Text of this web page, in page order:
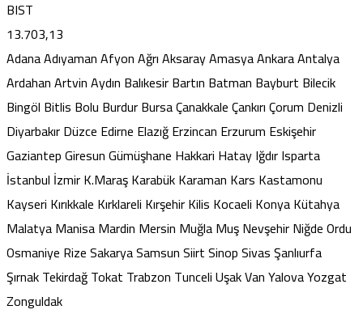
BIST
13.703,13
AdanaAdıyamanAfyonAğrıAksarayAmasyaAnkaraAntalya
ArdahanArtvinAydın BalıkesirBartın Batman Bayburt Bilecik
Bingöl Bitlis Bolu BurdurBursaÇanakkaleÇankırıÇorum Denizli
DiyarbakırDüzce Edirne ElazığErzincan Erzurum Eskişehir
GaziantepGiresunGümüşhane Hakkari HatayIğdırIsparta
İstanbul İzmirK.MaraşKarabükKaraman Kars Kastamonu
Kayseri Kırıkkale Kırklareli KırşehirKilis Kocaeli KonyaKütahya
MalatyaManisaMardin Mersin MuğlaMuşNevşehirNiğdeOrdu
Osmaniye RizeSakaryaSamsunSiirtSinopSivasŞanlıurfa
ŞırnakTekirdağTokat Trabzon TunceliUşakVanYalovaYozgat
Zonguldak